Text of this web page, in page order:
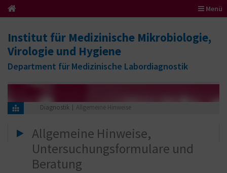
Menü
Institut für Medizinische Mikrobiologie,
Virologie und Hygiene
Department für Medizinische Labordiagnostik
Diagnostik Allgemeine Hinweise
Allgemeine Hinweise,
Untersuchungsformulare und
Beratung